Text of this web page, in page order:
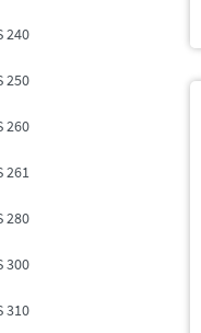
240
250
260
261
280
300
310